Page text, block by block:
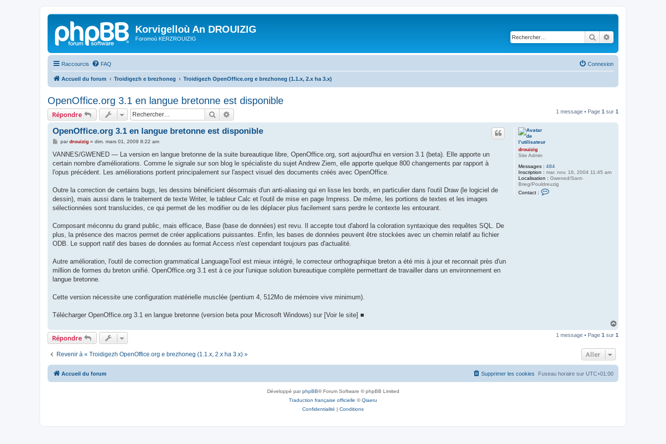
Korvigelloù An DROUIZIG
Foromoù KERZROUIZIG Rechercher
Raccourcis FAQ Connexion
Accueil du forum Troidigezh e brezhoneg Troidigezh OpenOffice.org e brezhoneg (1.1.x, 2.x ha 3.x)
OpenOffice.org 3.1 en langue bretonne est disponible
Répondre Rechercher 1 message • Page 1 sur 1
drouizig
Site Admin
Messages : 484
Inscription : mar. nov. 16, 2004 11:45 am
Localisation : Gwened/Sant-
Brieg/Pouldreuzig
Contact :
OpenOffice.org 3.1 en langue bretonne est disponible
M
s
a
g
e
pardrouizig» dim. mars 01, 2009 8:22 am
VANNES/GWENED — La version en langue bretonne de la suite bureautique libre, OpenOffice.org, sort aujourd'hui en version 3.1 (beta). Elle apporte un
certain nombre d'améliorations. Comme le signale sur son blog le spécialiste du sujet Andrew Ziem, elle apporte quelque 800 changements par rapport à
l'opus précédent. Les améliorations portent principalement sur l'aspect visuel des documents créés avec OpenOffice.
Outre la correction de certains bugs, les dessins bénéficient désormais d'un anti-aliasing qui en lisse les bords, en particulier dans l'outil Draw (le logiciel de
dessin), mais aussi dans le traitement de texte Writer, le tableur Calc et l'outil de mise en page Impress. De même, les portions de textes et les images
sélectionnées sont translucides, ce qui permet de les modifier ou de les déplacer plus facilement sans perdre le contexte les entourant.
Composant méconnu du grand public, mais efficace, Base (base de données) est revu. Il accepte tout d'abord la coloration syntaxique des requêtes SQL. De
plus, la présence des macros permet de créer applications puissantes. Enfin, les bases de données peuvent être stockées avec un chemin relatif au fichier
ODB. Le support natif des bases de données au format Access n'est cependant toujours pas d'actualité.
Autre amélioration, l'outil de correction grammatical LanguageTool est mieux intégré, le correcteur orthographique breton a été mis à jour et reconnait près d'un
million de formes du breton unifié. OpenOffice.org 3.1 est à ce jour l'unique solution bureautique complète permettant de travailler dans un environnement en
langue bretonne.
Cette version nécessite une configuration matérielle musclée (pentium 4, 512Mo de mémoire vive minimum).
Télécharger OpenOffice.org 3.1 en langue bretonne (version beta pour Microsoft Windows) sur [Voir le site] ■
u
Répondre 1 message • Page 1 sur 1
Revenir à « Troidigezh OpenOffice.org e brezhoneg (1.1.x, 2.x ha 3.x) » Aller
Accueil du forum Fuseau horaire sur UTC+01:00
Supprimer les cookies
Développé parphpBB® Forum Software © phpBB Limited
Traduction française officielle ©Qiaeru
Confidentialité | Conditions